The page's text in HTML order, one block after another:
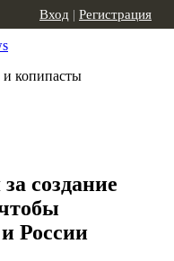
и копипасты
Вход | Регистрация
создание
России